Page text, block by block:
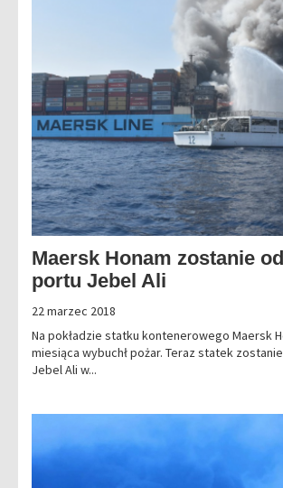
Maersk Honam zostanie
portu Jebel Ali
22 marzec 2018
Na pokładzie statku kontenerowego Maersk
miesiąca wybuchł pożar. Teraz statek
Jebel Ali w...